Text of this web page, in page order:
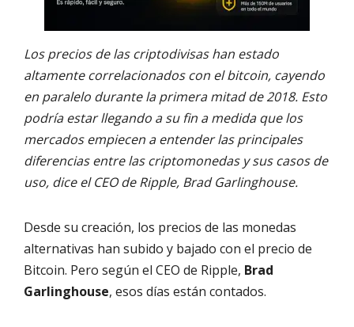
Los precios de las criptodivisas han estado
altamente correlacionados con el bitcoin, cayendo
en paralelo durante la primera mitad de 2018. Esto
podría estar llegando a su fin a medida que los
mercados empiecen a entender las principales
diferencias entre las criptomonedas y sus casos de
uso, dice el CEO de Ripple, Brad Garlinghouse.
Desde su creación, los precios de las monedas
alternativas han subido y bajado con el precio de
Bitcoin. Pero según el CEO de Ripple, Brad
Garlinghouse, esos días están contados.